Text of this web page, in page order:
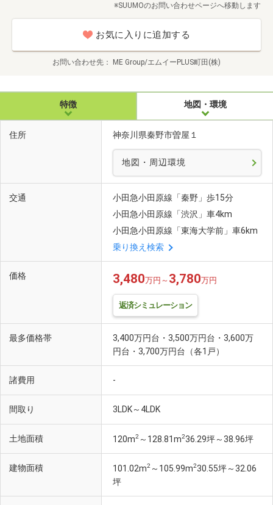
※SUUMOのお問い合わせページへ移動します
お気に入りに追加する
お問い合わせ先 ME Group/エムイーPLUS町田(株)
特徴 地図・環境
住所 神奈川県秦野市曽屋１
地図・周辺環境
交通
小田急小田原線「秦野」歩15分
小田急小田原線「渋沢」車4km
小田急小田原線「東海大学前」車6km
乗り換え検索
価格 3,480万円～ 3,780万円
返済シミュレーション
最多価格帯
3,400万円台・3,500万円台・3,600万
円台・3,700万円台（各1戸）
諸費用 -
間取り 3LDK～4LDK
土地面積 120m2 ～128.81m236.29坪～38.96坪
建物面積 101.02m2 ～105.99m230.55坪～32.06
坪